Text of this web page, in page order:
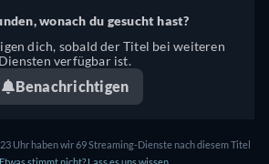
wonach du gesucht hast?
dich, sobald der Titel bei weiteren
Diensten verfügbar ist.
Benachrichtigen
Uhr haben wir 69 Streaming-Dienste nach diesem Titel